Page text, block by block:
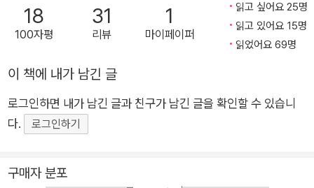
칸드림과 아메리카의 거리는 좁혀지지 않고, 기반과 자본이 없는
동양인 이민자 가정은 가난한 동네와 조금 덜 가난한 동네를 전전
하며 온몸으로 차별과 부딪힌다. 부모님이 공장과 식당, 세탁소를
오가는 동안 "엄마랑 아빠가 먹여주고 재워주고" 제 힘으로 "돈
사무치는 외로움을 뼈에 새기며 자라난다. 영어에 익숙하지 않아
동양인 동급생에게마저 배척당하고, 머리가 짧고 축구를 잘한다
남자, 아이와 어른 중 어디에 몸을 맞춰야 할지 알 수 없게 된다.
18
100자평
31
리뷰
1
마이페이퍼
읽고 싶어요 25명
읽고 있어요 15명
읽었어요 69명
이 책에 내가 남긴 글
로그인하면 내가 남긴 글과 친구가 남긴 글을 확인할 수 있습니
다.
로그인하기
구매자 분포